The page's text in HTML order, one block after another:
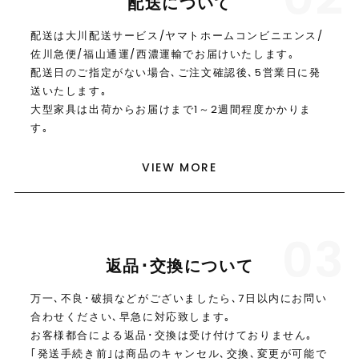
配送は大川配送サービス/ヤマトホームコンビニエンス/
佐川急便/福山通運/西濃運輸でお届けいたします｡
配送日のご指定がない場合､ご注文確認後､5営業日に発
送いたします｡
大型家具は出荷からお届けまで1～2週間程度かかりま
す｡
VIEW MORE
返品･交換について
万一､不良･破損などがございましたら､7日以内にお問い
合わせください､早急に対応致します｡
お客様都合による返品･交換は受け付けておりません｡
｢発送手続き前｣は商品のキャンセル､交換､変更が可能で